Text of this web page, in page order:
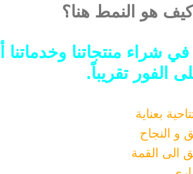
هو النمط هنا؟
شراء منتجاتنا وخدماتنا
الفور تقريباً.
بعناية
و النجاح
الى القمة